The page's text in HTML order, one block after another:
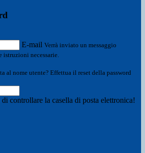
E-mail Verrà inviato un messaggio
necessarie.
al nome utente? Effettua il reset della password
controllare la casella di posta elettronica!